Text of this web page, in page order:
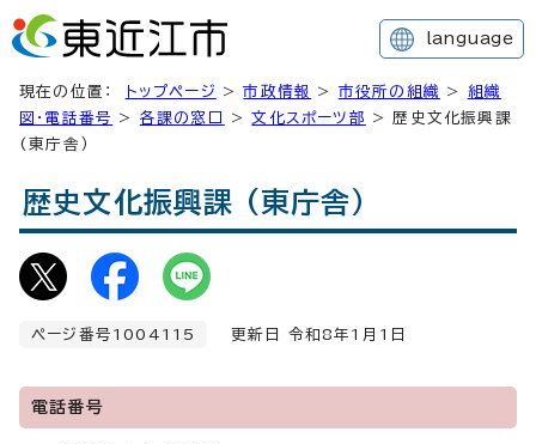
language
現在の位置： トップページ >市政情報 > 市役所の組織 > 組織
図・電話番号
> 各課の窓口 >文化スポーツ部
> 歴史文化振興課
(東庁舎）
歴史文化振興課 (東庁舎）
ページ番号1004115 更新日 令和8年1月1日
電話番号